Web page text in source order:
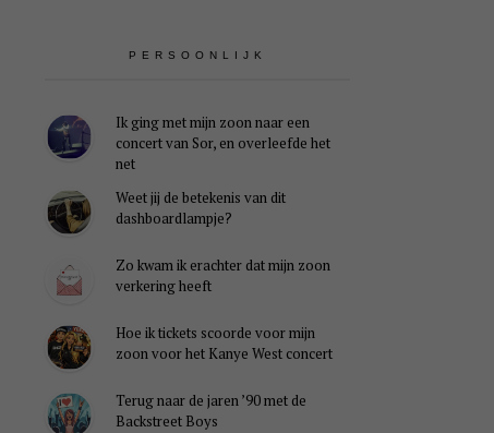
PERSOONLIJK
Ik ging met mijn zoon naar een
concert van Sor, en overleefde het
net
Weet jij de betekenis van dit
dashboardlampje?
Zo kwam ik erachter dat mijn zoon
verkering heeft
Hoe ik tickets scoorde voor mijn
zoon voor het Kanye West concert
Terug naar de jaren ’90 met de
Backstreet Boys